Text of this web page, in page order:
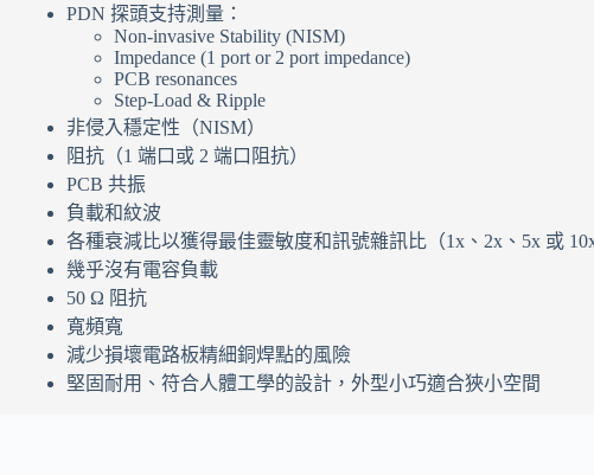
PDN 探頭支持測量：
Non-invasive Stability (NISM)
Impedance (1 port or 2 port impedance)
PCB resonances
Step-Load & Ripple
非侵入穩定性（NISM）
阻抗（1 端口或 2 端口阻抗）
PCB 共振
負載和紋波
各種衰減比以獲得最佳靈敏度和訊號雜訊比（1x、2x、5x 或 10x
幾乎沒有電容負載
50 Ω 阻抗
寬頻寬
減少損壞電路板精細銅焊點的風險
堅固耐用、符合人體工學的設計，外型小巧適合狹小空間